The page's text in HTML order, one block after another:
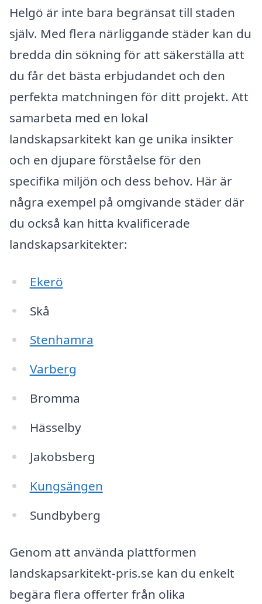
Helgö är inte bara begränsat till staden
själv. Med flera närliggande städer kan du
bredda din sökning för att säkerställa att
du får det bästa erbjudandet och den
perfekta matchningen för ditt projekt. Att
samarbeta med en lokal
landskapsarkitekt kan ge unika insikter
och en djupare förståelse för den
specifika miljön och dess behov. Här är
några exempel på omgivande städer där
du också kan hitta kvalificerade
landskapsarkitekter:
Ekerö
Skå
Stenhamra
Varberg
Bromma
Hässelby
Jakobsberg
Kungsängen
Sundbyberg
Genom att använda plattformen
landskapsarkitekt-pris.se kan du enkelt
begära flera offerter från olika